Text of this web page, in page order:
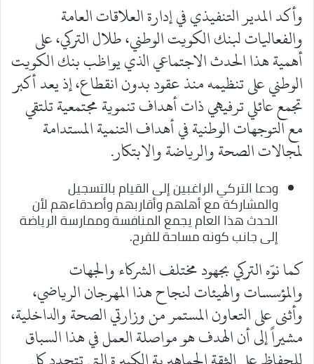
وأكد المدير التنفيذي في إدارة العلاقات العامة
والفعاليات لبنك الكويت الوطني، طلال التركي، على
أهمية هذا الحدث الاجتماعي الذي يواظب بنك الكويت
الوطني على تنظيمه منذ عقود بدون انقطاع، إذ يعد أكبر
تجمع عائلي ترفيهي ذات أهداف تنموية مجتمعية تلتقي
مع التوجهات الوطنية في أهداف التنمية المستدامة
لمجالات الصحة والرياضة والابتكار.
ودعا التركي الراغبين إلى القيام بالتسجيل
والمشاركة مع أهلهم وأقاربهم وأصدقاءهم لأن
الحدث هذا العام يجمع المنافسة وممارسة الرياضة
إلى جانب كونه مساحة للفرح.
كما نوّه التركي بجهود مختلف الشركاء والجهات
والمؤسسات والهيئات لنجاح هذا المهرجان الرياضي،
وأثنى على التعاون المستمر من وزارتي الصحة والداخلية،
مشيراً إلى أن الهدف هو مواصلة العمل في هذا السباق